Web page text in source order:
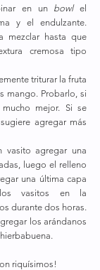
en un bowl el
y el endulzante.
mezclar hasta que
triturar la fruta
mango. Probarlo, si
mejor. Si se
agregar más
vasito agregar una
luego el relleno
una última capa
vasitos en la
durante dos horas.
los arándanos
riquísimos!